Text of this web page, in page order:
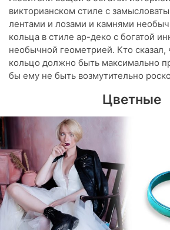
викторианском стиле с
лентами и лозами и камнями
кольца в стиле ар-деко с богатой
необычной геометрией. Кто сказал,
кольцо должно быть максимально
бы ему не быть возмутительно
Цветные